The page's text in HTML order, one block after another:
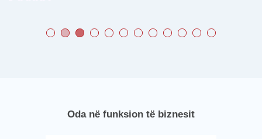
Oda në funksion të biznesit